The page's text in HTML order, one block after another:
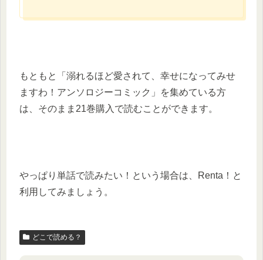
もともと「溺れるほど愛されて、幸せになってみせ
ますわ！アンソロジーコミック」を集めている方
は、そのまま21巻購入で読むことができます。
やっぱり単話で読みたい！という場合は、Renta！と
利用してみましょう。
どこで読める？